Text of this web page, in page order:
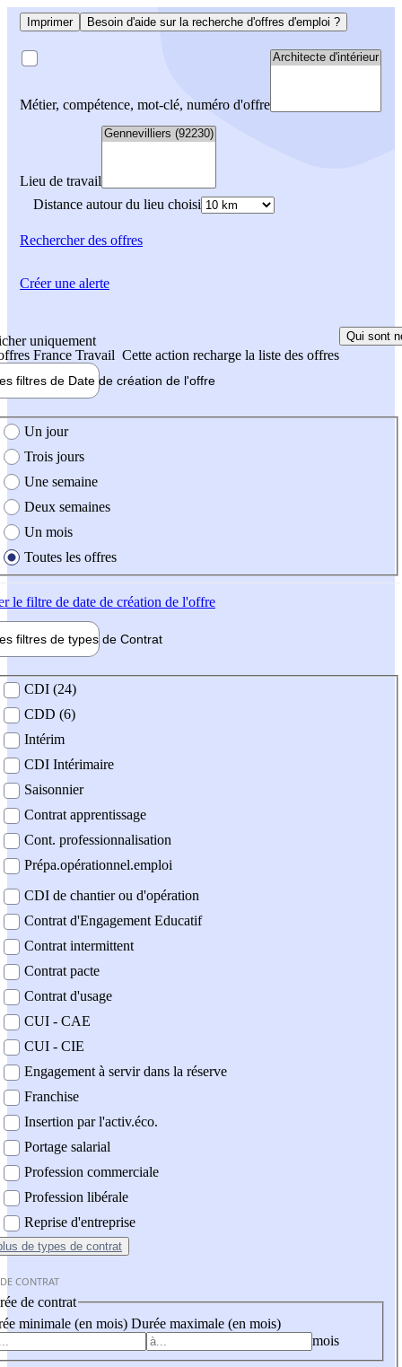
Imprimer Besoin d'aide sur la recherche d'offres d'emploi ?
Métier, compétence, mot-clé, numéro d'offre
Lieu de travail
Distance autour du lieu choisi
Rechercherdes offres
uniquement
France Travail Cette action recharge la liste des offres
Qui sont
filtres de Date de création de l'offre
création de l'offre
Un jour
Trois jours
Une semaine
Deux semaines
Un mois
Toutes les offres
le filtre de date de création de l'offre
filtres de types de Contrat
contrat
CDI (24)
CDD (6)
Intérim
CDI Intérimaire
Saisonnier
Contrat apprentissage
Cont. professionnalisation
Prépa.opérationnel.emploi
CDI de chantier ou d'opération
Contrat d'Engagement Educatif
Contrat intermittent
Contrat pacte
Contrat d'usage
CUI - CAE
CUI - CIE
Engagement à servir dans la réserve
Franchise
Insertion par l'activ.éco.
Portage salarial
Profession commerciale
Profession libérale
Reprise d'entreprise
de types de contrat
CONTRAT
de contrat
minimale (en mois) Durée maximale (en mois)
mois
Créer une alerte